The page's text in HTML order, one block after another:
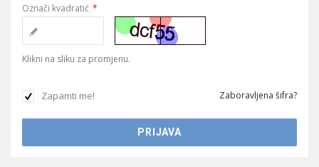
Označi kvadratić *
Klikni na sliku za promjenu.
Zapamti me! Zaboravljena šifra?